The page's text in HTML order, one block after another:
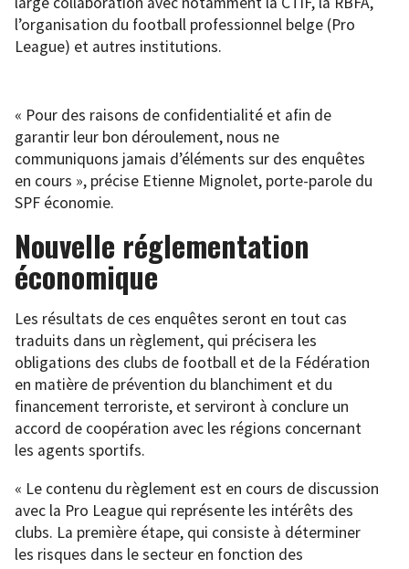
l’organisation du football professionnel belge (Pro
League) et autres institutions.
« Pour des raisons de confidentialité et afin de
garantir leur bon déroulement, nous ne
communiquons jamais d’éléments sur des enquêtes
en cours », précise Etienne Mignolet, porte-parole du
SPF économie.
Nouvelle réglementation
économique
Les résultats de ces enquêtes seront en tout cas
traduits dans un règlement, qui précisera les
obligations des clubs de football et de la Fédération
en matière de prévention du blanchiment et du
financement terroriste, et serviront à conclure un
accord de coopération avec les régions concernant
les agents sportifs.
« Le contenu du règlement est en cours de discussion
avec la Pro League qui représente les intérêts des
clubs. La première étape, qui consiste à déterminer
les risques dans le secteur en fonction des